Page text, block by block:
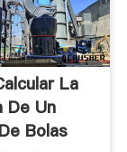
La
De Un
Bolas